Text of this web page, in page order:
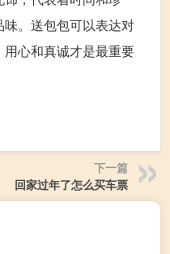
。送包包可以表达对
心和真诚才是最重要
下一篇
回家过年了怎么买车票